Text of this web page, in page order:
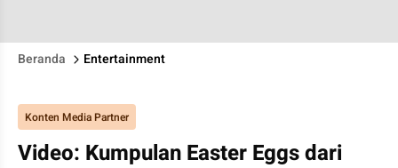
Beranda Entertainment
Konten Media Partner
Video: Kumpulan Easter Eggs dari